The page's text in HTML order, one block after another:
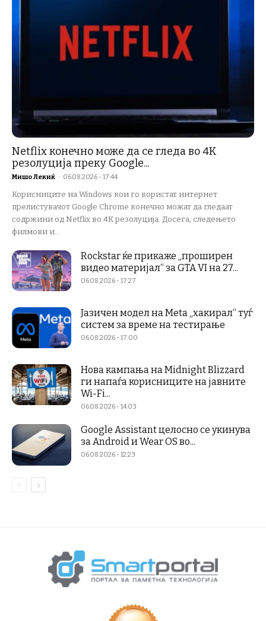
Netflix конечно може да се гледа во 4K
резолуција преку Google...
Мишо Лекиќ - 06.08.2026 - 17:44
Корисниците на Windows кои го користат интернет
прелистувачот Google Chrome конечно можат да гледаат
содржини од Netflix во 4K резолуција. Досега, следењето
филмови и...
Rockstar ќе прикаже „проширен
видео материјал“ за GTA VI на 27...
06.08.2026 - 17:27
Јазичен модел на Meta „хакирал“ туѓ
систем за време на тестирање
06.08.2026 - 17:00
Нова кампања на Midnight Blizzard
ги напаѓа корисниците на јавните
Wi-Fi...
06.08.2026 - 14:03
Google Assistant целосно се укинува
за Android и Wear OS во...
06.08.2026 - 12:23